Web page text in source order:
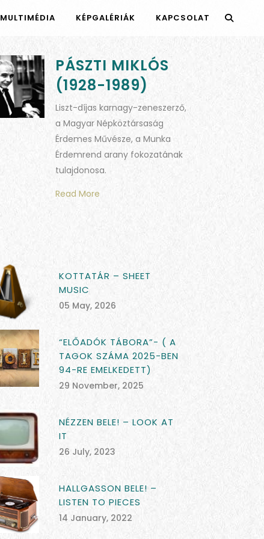
MULTIMÉDIA KÉPGALÉRIÁK KAPCSOLAT
PÁSZTI MIKLÓS
(1928-1989)
Liszt-díjas karnagy-zeneszerző,
a Magyar Népköztársaság
Érdemes Művésze, a Munka
Érdemrend arany fokozatának
tulajdonosa.
Read More
KOTTATÁR – SHEET
MUSIC
05 May, 2026
“ELŐADÓK TÁBORA”- ( A
TAGOK SZÁMA 2025-BEN
94-RE EMELKEDETT)
29 November, 2025
NÉZZEN BELE! – LOOK AT
IT
26 July, 2023
HALLGASSON BELE! –
LISTEN TO PIECES
14 January, 2022